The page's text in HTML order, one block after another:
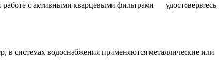
с активными кварцевыми фильтрами — удостоверьтесь
в системах водоснабжения применяются металлические или